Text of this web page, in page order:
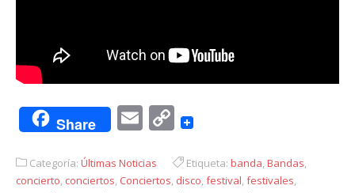
Share EmailCopy
Categoría: Últimas Noticias Etiqueta: banda,Bandas,
concierto, conciertos, Conciertos, disco,festival,festivales,